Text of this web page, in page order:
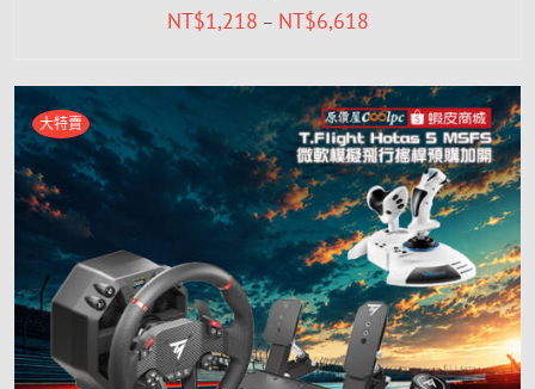
NT$1,218 – NT$6,618
大特賣